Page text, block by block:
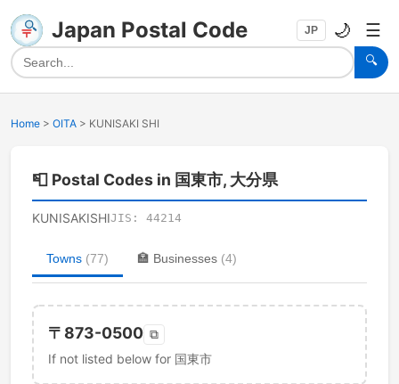
Japan Postal Code
🔍
JP 🌙 ☰
Home > OITA > KUNISAKI SHI
📮 Postal Codes in 国東市, 大分県
KUNISAKISHIJIS: 44214
Towns (77) 🏣 Businesses (4)
〒 873-0500 ⧉
If not listed below for 国東市